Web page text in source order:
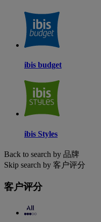
ibis budget
ibis Styles
Back to search by 品牌
Skip search by 客户评分
客户评分